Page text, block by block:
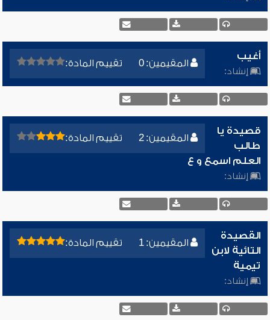
المقيمين: 0 تقييم المادة:
أغيب
إنشاد:
المقيمين: 2 تقييم المادة:
قصيدة يا
طالب
العلم اسمع و ع
إنشاد:
المقيمين: 1 تقييم المادة:
القصيدة
التائية لابن
تيمية
إنشاد: